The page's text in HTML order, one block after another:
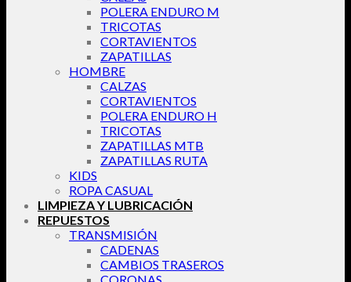
POLERA ENDURO M
TRICOTAS
CORTAVIENTOS
ZAPATILLAS
HOMBRE
CALZAS
CORTAVIENTOS
POLERA ENDURO H
TRICOTAS
ZAPATILLAS MTB
ZAPATILLAS RUTA
KIDS
ROPA CASUAL
LIMPIEZA Y LUBRICACIÓN
REPUESTOS
TRANSMISIÓN
CADENAS
CAMBIOS TRASEROS